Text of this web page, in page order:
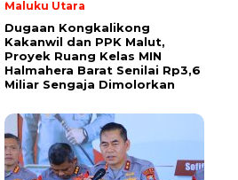
Maluku Utara
Dugaan Kongkalikong
Kakanwil dan PPK Malut,
Proyek Ruang Kelas MIN
Halmahera Barat Senilai Rp3,6
Miliar Sengaja Dimolorkan